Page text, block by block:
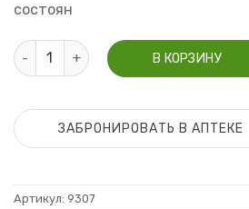
состоян
Количество Зеленая аптека
В КОРЗИНУ
ЗАБРОНИРОВАТЬ В АПТЕКЕ
Артикул: 9307